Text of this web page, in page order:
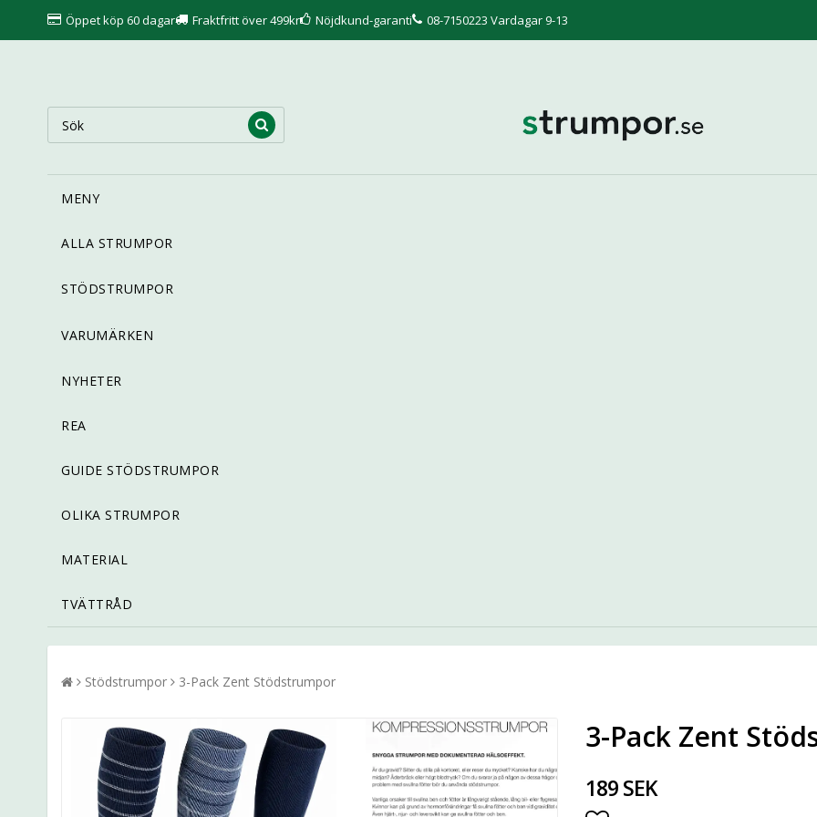
Öppet köp 60 dagar Fraktfritt över 499kr Nöjdkund-garanti 08-7150223 Vardagar 9-13
MENY
ALLA STRUMPOR
STÖDSTRUMPOR
VARUMÄRKEN
NYHETER
REA
GUIDE STÖDSTRUMPOR
OLIKA STRUMPOR
MATERIAL
TVÄTTRÅD
Stödstrumpor 3-Pack Zent Stödstrumpor
3-Pack Zent
189 SEK